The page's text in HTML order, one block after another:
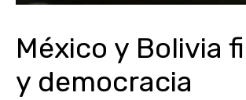
México y Bolivia
y democracia